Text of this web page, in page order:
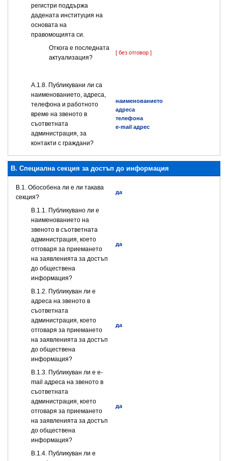
регистри поддържа
дадената институция на
основата на
правомощията си.
Откога е последната
актуализация?
[ без отговор ]
А.1.8. Публикувани ли са
наименованието, адреса,
телефона и работното
време на звеното в
съответната
администрация, за
контакти с граждани?
наименованието
адреса
телефона
e-mail адрес
B. Специална секция за достъп до информация
В.1. Обособена ли е ли такава
секция?
да
В.1.1. Публикувано ли е
наименованието на
звеното в съответната
администрация, което
отговаря за приемането
на заявленията за достъп
до обществена
информация?
да
В.1.2. Публикуван ли е
адреса на звеното в
съответната
администрация, което
отговаря за приемането
на заявленията за достъп
до обществена
информация?
да
В.1.3. Публикуван ли е e-
mail адреса на звеното в
съответната
администрация, което
отговаря за приемането
на заявленията за достъп
до обществена
информация?
да
В.1.4. Публикуван ли е